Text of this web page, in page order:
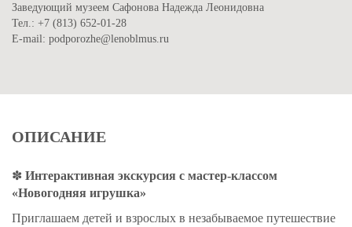
Заведующий музеем Сафонова Надежда Леонидовна
Тел.: +7 (813) 652-01-28
Е-mail: podporozhe@lenoblmus.ru
ОПИСАНИЕ
✽ Интерактивная экскурсия с мастер-классом
«Новогодняя игрушка»
Приглашаем детей и взрослых в незабываемое путешествие